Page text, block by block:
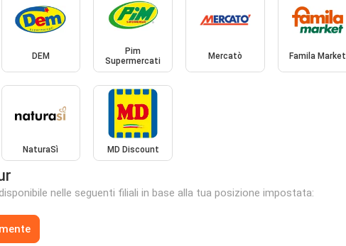
DEM
Pim
Supermercati
Mercatò Famila Market
NaturaSì MD Discount
nelle seguenti filiali in base alla tua posizione impostata: